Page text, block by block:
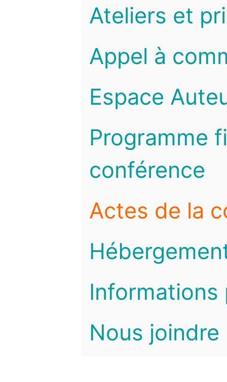
Ateliers et
Appel à
Espace
Programme
conférence
Actes de la
Informations
Nous joindre